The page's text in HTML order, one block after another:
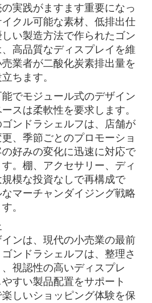
実践がますます重要になっ
クル可能な素材、低排出仕
しい製造方法で作られたゴン
、高品質なディスプレイを維
業者が二酸化炭素排出量を
ちます。
でモジュール式のデザイン
スは柔軟性を要求します。
ンドラシェルフは、店舗が
、季節ごとのプロモーショ
好みの変化に迅速に対応で
。棚、アクセサリー、ディ
模な投資なしで再構成で
マーチャンダイジング戦略
。
ンは、現代の小売業の最前
ンドラシェルフは、整理さ
視認性の高いディスプレ
すい製品配置をサポート
しいショッピング体験を保